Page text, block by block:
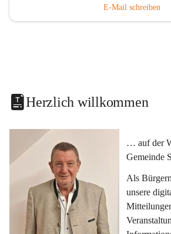
E-Mail schreiben
Herzlich willkommen
… auf der
Gemeinde
Als
unsere